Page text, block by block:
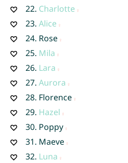
22. Charlotte
23. Alice
24. Rose
25. Mila
26. Lara
27. Aurora
28. Florence
29. Hazel
30. Poppy
31. Maeve
32. Luna